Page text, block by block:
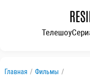
Телешоу
Главная / Фильмы /